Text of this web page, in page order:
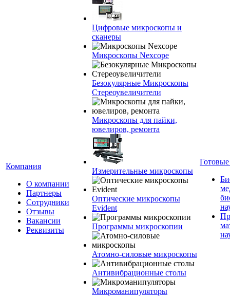
Компания
О компании
Партнеры
Сотрудники
Отзывы
Вакансии
Реквизиты
Цифровые микроскопы и
сканеры
Микроскопы Nexcope
Безокулярные Микроскопы
Стереоувеличители
Микроскопы для пайки,
ювелиров, ремонта
Измерительные микроскопы
Оптические микроскопы
Evident
Программы микроскопии
Атомно-силовые микроскопы
Антивибрационные столы
Микроманипуляторы